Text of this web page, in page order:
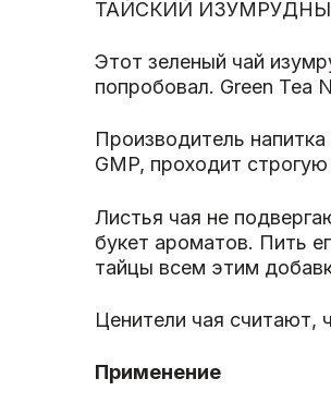
ТАЙСКИЙ
Этот зеленый чай
попробовал. Green Tea
Производитель
GMP, проходит
Листья чая не
букет ароматов. Пить
тайцы всем этим
Ценители чая считают,
Применение